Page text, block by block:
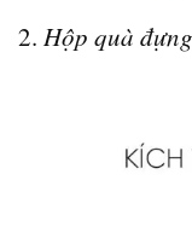
2. Hộp quà